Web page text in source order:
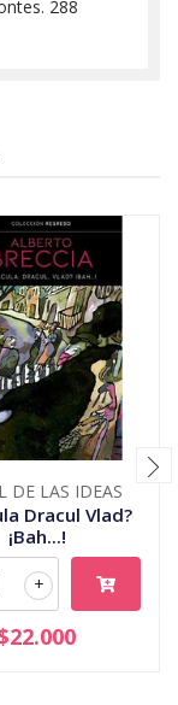
288
DE LAS IDEAS
Dracul Vlad?
¡Bah...!
+